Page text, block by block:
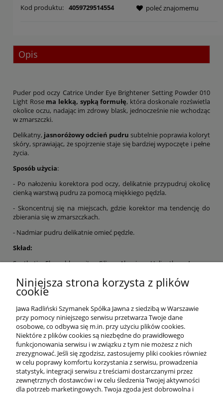
Kod produktu: 4059729514554
poleć znajomemu
Opis
Puder pod oczy Catrice Under Eye Brightener Setting Powder 010
Light Rosema lekką, sypką formułę, która doskonale rozświetla
okolice oczu, nadając im zdrowy blask, jednocześnie nie wchodząc
w zmarszczki.
Delikatny, jasnoróżowy odcień pudru subtelnie poprawia koloryt
skóry, sprawiając, że spojrzenie staje się bardziej wypoczęte i pełne
życia.
Sposób użycia:
- Po nałożeniu korektora pod oczy, delikatnie przypudruj okolicę
cienką warstwą pudru za pomocą miękkiego pędzla.
- Skoncentruj się na miejscach, gdzie korektor ma tendencję do
zbierania się w zmarszczkach.
- Nadmiar pudru delikatnie omieć pędzle.
Skład:
Synthetic Fluorphlogopite, Silica, Alumina, Helianthus Annuus
Extract, Tocopherol, Squalane, Ethylhexylglycerin,
Phenoxyethanol, Ci 77491 (Iron Oxides), Ci 77492 (Iron Oxides), Ci
OFERTA
O NAS
Niniejsza strona korzysta z plików
cookie
Jawa Radliński Szymanek Spółka Jawna z siedzibą w Warszawie
przy pomocy niniejszego serwisu przetwarza Twoje dane
osobowe, co odbywa się m.in. przy użyciu plików cookies.
Niektóre z plików cookies są niezbędne do prawidłowego
funkcjonowania serwisu i w związku z tym nie możesz z nich
zrezygnować. Jeśli się zgodzisz, zastosujemy pliki cookies również
w celu poprawy komfortu korzystania z serwisu, prowadzenia
statystyk, integracji serwisu z treściami dostarczanymi przez
zewnętrznych dostawców i w celu śledzenia Twojej aktywności
dla potrzeb marketingowych. Twoja zgoda jest dobrowolna i